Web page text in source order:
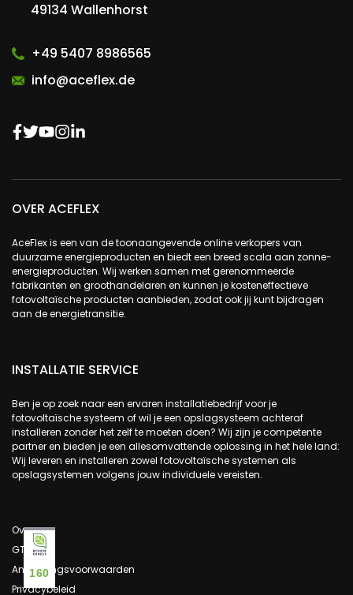
49134 Wallenhorst
+49 5407 8986565
info@aceflex.de
OVER ACEFLEX
AceFlex is een van de toonaangevende online verkopers van
duurzame energieproducten en biedt een breed scala aan zonne-
energieproducten. Wij werken samen met gerenommeerde
fabrikanten en groothandelaren en kunnen je kosteneffectieve
fotovoltaïsche producten aanbieden, zodat ook jij kunt bijdragen
aan de energietransitie.
INSTALLATIE SERVICE
Ben je op zoek naar een ervaren installatiebedrijf voor je
fotovoltaïsche systeem of wil je een opslagsysteem achteraf
installeren zonder het zelf te moeten doen? Wij zijn je competente
partner en bieden je een allesomvattende oplossing in het hele land:
Wij leveren en installeren zowel fotovoltaïsche systemen als
opslagsystemen volgens jouw individuele vereisten.
Over ons
GTC
Annuleringsvoorwaarden
Privacybeleid
160